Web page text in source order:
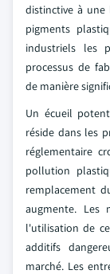
distinctive à une
pigments
industriels les
processus de
de manière
Un écueil
réside dans les
réglementaire
pollution
remplacement
augmente. Les
l'utilisation de
additifs
marché. Les